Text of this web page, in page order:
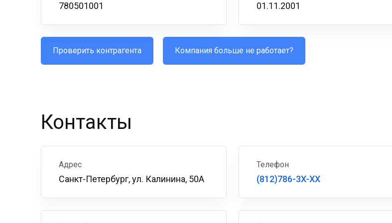
780501001 01.11.2001
Проверить контрагента Компания больше не работает?
Контакты
Адрес
Санкт-Петербург, ул. Калинина, 50А
Телефон
(812)786-3X-XX